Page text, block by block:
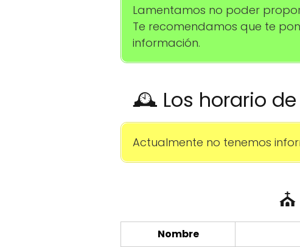
Lamentamos no poder
Te recomendamos que te
información.
🕰️ Los horario de
Actualmente no tenemos
Nombre